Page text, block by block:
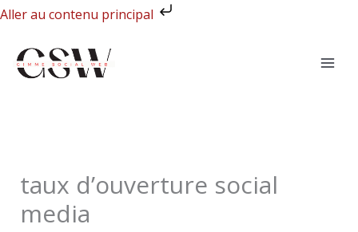
Aller au contenu principal
Aller
contenu
taux d’ouverture social
media